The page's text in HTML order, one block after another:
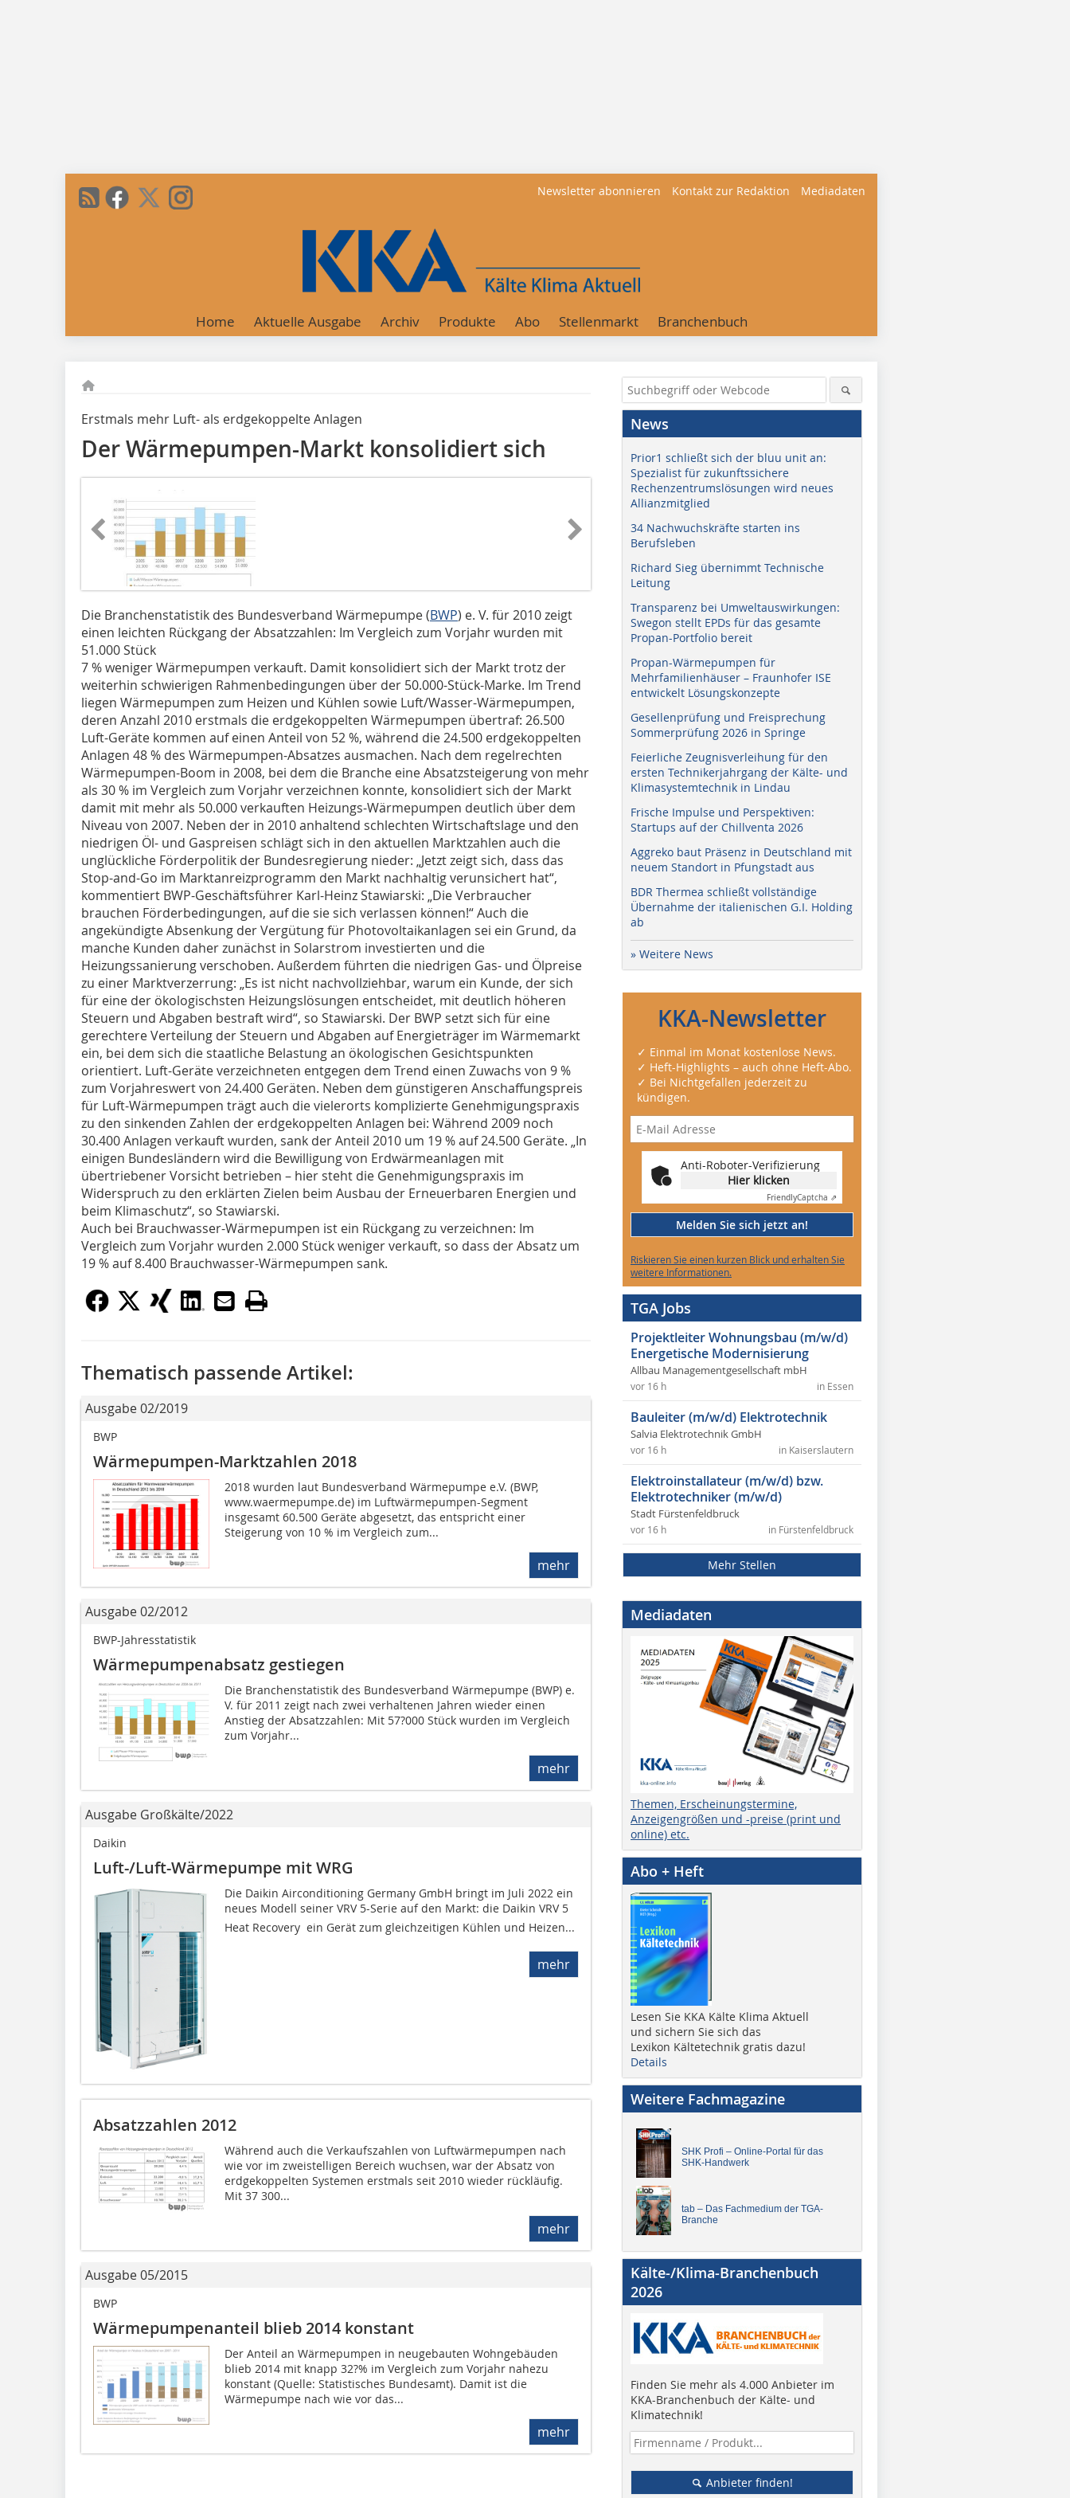
Newsletter abonnieren Kontakt zur Redaktion Mediadaten
Home Aktuelle Ausgabe Archiv Produkte Abo Stellenmarkt Branchenbuch
Erstmals mehr Luft- als erdgekoppelte Anlagen
Der Wärmepumpen-Markt konsolidiert sich
Die Branchenstatistik des Bundesverband Wärmepumpe (BWP) e. V. für 2010 zeigt
einen leichten Rückgang der Absatzzahlen: Im Vergleich zum Vorjahr wurden mit
51.000 Stück
7 % weniger Wärmepumpen verkauft. Damit konsolidiert sich der Markt trotz der
weiterhin schwierigen Rahmenbedingungen über der 50.000-Stück-Marke. Im Trend
liegen Wärmepumpen zum Heizen und Kühlen sowie Luft/Wasser-Wärmepumpen,
deren Anzahl 2010 erstmals die erdgekoppelten Wärmepumpen übertraf: 26.500
Luft-Geräte kommen auf einen Anteil von 52 %, während die 24.500 erdgekoppelten
Anlagen 48 % des Wärmepumpen-Absatzes ausmachen. Nach dem regelrechten
Wärmepumpen-Boom in 2008, bei dem die Branche eine Absatzsteigerung von mehr
als 30 % im Vergleich zum Vorjahr verzeichnen konnte, konsolidiert sich der Markt
damit mit mehr als 50.000 verkauften Heizungs-Wärmepumpen deutlich über dem
Niveau von 2007. Neben der in 2010 anhaltend schlechten Wirtschaftslage und den
niedrigen Öl- und Gaspreisen schlägt sich in den aktuellen Marktzahlen auch die
unglückliche Förderpolitik der Bundesregierung nieder: „Jetzt zeigt sich, dass das
Stop-and-Go im Marktanreizprogramm den Markt nachhaltig verunsichert hat“,
kommentiert BWP-Geschäftsführer Karl-Heinz Stawiarski: „Die Verbraucher
brauchen Förderbedingungen, auf die sie sich verlassen können!“ Auch die
angekündigte Absenkung der Vergütung für Photovoltaikanlagen sei ein Grund, da
manche Kunden daher zunächst in Solarstrom investierten und die
Heizungssanierung verschoben. Außerdem führten die niedrigen Gas- und Ölpreise
zu einer Marktverzerrung: „Es ist nicht nachvollziehbar, warum ein Kunde, der sich
für eine der ökologischsten Heizungslösungen entscheidet, mit deutlich höheren
Steuern und Abgaben bestraft wird“, so Stawiarski. Der BWP setzt sich für eine
gerechtere Verteilung der Steuern und Abgaben auf Energieträger im Wärmemarkt
ein, bei dem sich die staatliche Belastung an ökologischen Gesichtspunkten
orientiert. Luft-Geräte verzeichneten entgegen dem Trend einen Zuwachs von 9 %
zum Vorjahreswert von 24.400 Geräten. Neben dem günstigeren Anschaffungspreis
für Luft-Wärmepumpen trägt auch die vielerorts komplizierte Genehmigungspraxis
zu den sinkenden Zahlen der erdgekoppelten Anlagen bei: Während 2009 noch
30.400 Anlagen verkauft wurden, sank der Anteil 2010 um 19 % auf 24.500 Geräte. „In
einigen Bundesländern wird die Bewilligung von Erdwärmeanlagen mit
übertriebener Vorsicht betrieben – hier steht die Genehmigungspraxis im
Widerspruch zu den erklärten Zielen beim Ausbau der Erneuerbaren Energien und
beim Klimaschutz“, so Stawiarski.
Auch bei Brauchwasser-Wärmepumpen ist ein Rückgang zu verzeichnen: Im
Vergleich zum Vorjahr wurden 2.000 Stück weniger verkauft, so dass der Absatz um
19 % auf 8.400 Brauchwasser-Wärmepumpen sank.
Thematisch passende Artikel:
Ausgabe 02/2019
BWP
Wärmepumpen-Marktzahlen 2018
2018 wurden laut Bundesverband Wärmepumpe e.V. (BWP,
www.waermepumpe.de) im Luftwärmepumpen-Segment
insgesamt 60.500 Geräte abgesetzt, das entspricht einer
Steigerung von 10 % im Vergleich zum...
mehr
Ausgabe 02/2012
BWP-Jahresstatistik
Wärmepumpenabsatz gestiegen
Die Branchenstatistik des Bundesverband Wärmepumpe (BWP) e.
V. für 2011 zeigt nach zwei verhaltenen Jahren wieder einen
Anstieg der Absatzzahlen: Mit 57?000 Stück wurden im Vergleich
zum Vorjahr...
mehr
Ausgabe Großkälte/2022
Daikin
Luft-/Luft-Wärmepumpe mit WRG
Die Daikin Airconditioning Germany GmbH bringt im Juli 2022 ein
neues Modell seiner VRV 5-Serie auf den Markt: die Daikin VRV 5
Heat Recovery  ein Gerät zum gleichzeitigen Kühlen und Heizen...
mehr
Absatzzahlen 2012
Während auch die Verkaufszahlen von Luftwärmepumpen nach
wie vor im zweistelligen Bereich wuchsen, war der Absatz von
erdgekoppelten Systemen erstmals seit 2010 wieder rückläufig.
Mit 37 300...
mehr
Ausgabe 05/2015
BWP
Wärmepumpenanteil blieb 2014 konstant
Der Anteil an Wärmepumpen in neugebauten Wohngebäuden
blieb 2014 mit knapp 32?% im Vergleich zum Vorjahr nahezu
konstant (Quelle: Statistisches Bundesamt). Damit ist die
Wärmepumpe nach wie vor das...
mehr
News
Prior1 schließt sich der bluu unit an:
Spezialist für zukunftssichere
Rechenzentrumslösungen wird neues
Allianzmitglied
34 Nachwuchskräfte starten ins
Berufsleben
Richard Sieg übernimmt Technische
Leitung
Transparenz bei Umweltauswirkungen:
Swegon stellt EPDs für das gesamte
Propan-Portfolio bereit
Propan-Wärmepumpen für
Mehrfamilienhäuser – Fraunhofer ISE
entwickelt Lösungskonzepte
Gesellenprüfung und Freisprechung
Sommerprüfung 2026 in Springe
Feierliche Zeugnisverleihung für den
ersten Technikerjahrgang der Kälte- und
Klimasystemtechnik in Lindau
Frische Impulse und Perspektiven:
Startups auf der Chillventa 2026
Aggreko baut Präsenz in Deutschland mit
neuem Standort in Pfungstadt aus
BDR Thermea schließt vollständige
Übernahme der italienischen G.I. Holding
ab
» Weitere News
KKA-Newsletter
✓ Einmal im Monat kostenlose News.
✓ Heft-Highlights – auch ohne Heft-Abo.
✓ Bei Nichtgefallen jederzeit zu
kündigen.
Anti-Roboter-Verifizierung
Hier klicken
FriendlyCaptcha ⇗
Melden Sie sich jetzt an!
Riskieren Sie einen kurzen Blick und erhalten Sie
weitere Informationen.
TGA Jobs
Projektleiter Wohnungsbau (m/w/d)
Energetische Modernisierung
Allbau Managementgesellschaft mbH
in Essen
vor 16 h
Bauleiter (m/w/d) Elektrotechnik
Salvia Elektrotechnik GmbH
in Kaiserslautern
vor 16 h
Elektroinstallateur (m/w/d) bzw.
Elektrotechniker (m/w/d)
Stadt Fürstenfeldbruck
in Fürstenfeldbruck
vor 16 h
Mehr Stellen
Mediadaten
Themen, Erscheinungstermine,
Anzeigengrößen und -preise (print und
online) etc.
Abo + Heft
Lesen Sie KKA Kälte Klima Aktuell
und sichern Sie sich das
Lexikon Kältetechnik gratis dazu!
Details
Weitere Fachmagazine
SHK Profi – Online-Portal für das
SHK-Handwerk
tab – Das Fachmedium der TGA-
Branche
Kälte-/Klima-Branchenbuch
2026
Finden Sie mehr als 4.000 Anbieter im
KKA-Branchenbuch der Kälte- und
Klimatechnik!
Anbieter finden!